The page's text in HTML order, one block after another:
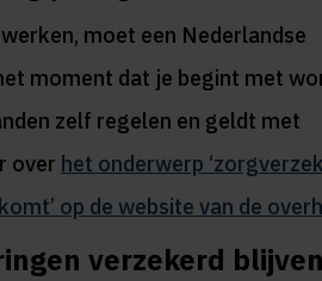
moet een Nederlandse
moment dat je begint met
zelf regelen en geldt met
over het onderwerp
op de website van de
verzekerd blijven